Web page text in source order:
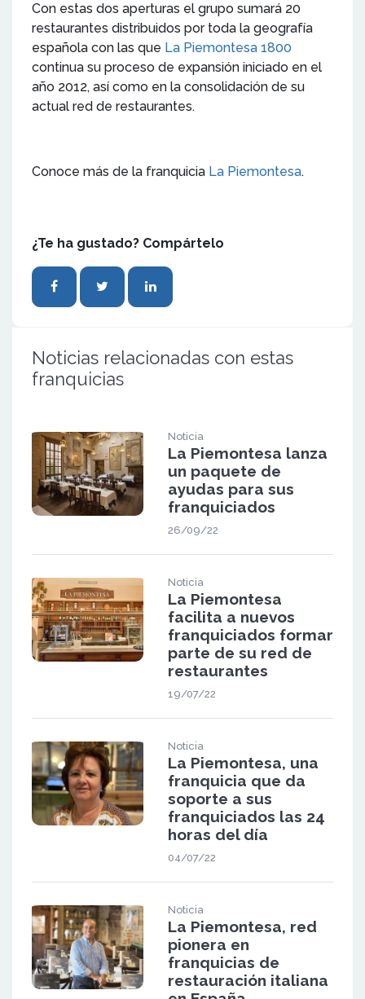
Con estas dos aperturas el grupo sumará 20
restaurantes distribuidos por toda la geografía
española con las que La Piemontesa 1800
continua su proceso de expansión iniciado en el
año 2012, así como en la consolidación de su
actual red de restaurantes.
Conoce más de la franquicia La Piemontesa.
¿Te ha gustado? Compártelo
Noticias relacionadas con estas
franquicias
Noticia
La Piemontesa lanza
un paquete de
ayudas para sus
franquiciados
26/09/22
Noticia
La Piemontesa
facilita a nuevos
franquiciados formar
parte de su red de
restaurantes
19/07/22
Noticia
La Piemontesa, una
franquicia que da
soporte a sus
franquiciados las 24
horas del día
04/07/22
Noticia
La Piemontesa, red
pionera en
franquicias de
restauración italiana